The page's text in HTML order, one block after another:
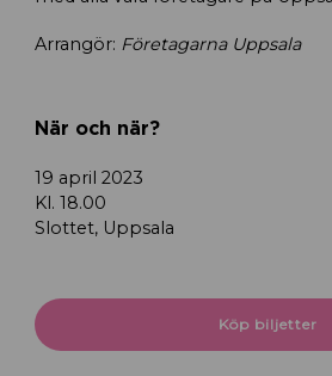
Arrangör: Företagarna Uppsala
När och när?
19 april 2023
Kl. 18.00
Slottet, Uppsala
Köp biljetter